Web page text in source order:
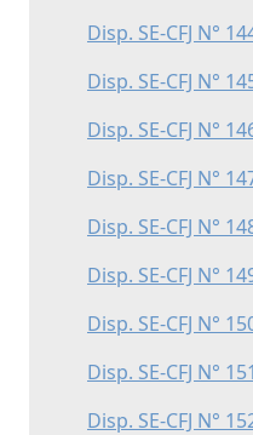
Disp. SE-CFJ N°
Disp. SE-CFJ N°
Disp. SE-CFJ N°
Disp. SE-CFJ N°
Disp. SE-CFJ N°
Disp. SE-CFJ N°
Disp. SE-CFJ N°
Disp. SE-CFJ N°
Disp. SE-CFJ N°